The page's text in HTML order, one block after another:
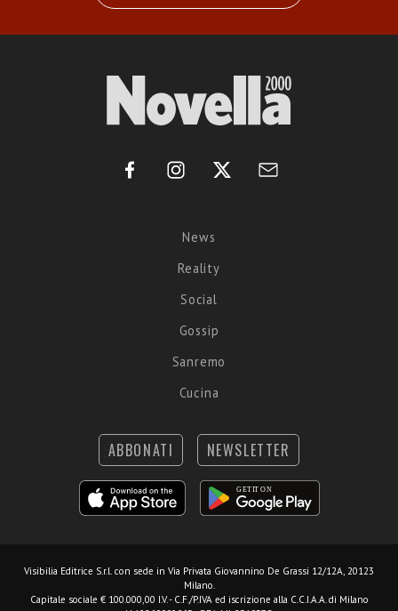
News
Reality
Social
Gossip
Sanremo
Cucina
ABBONATI NEWSLETTER
Visibilia Editrice S.r.l. con sede in Via Privata Giovannino De Grassi 12/12A, 20123
Milano.
Capitale sociale € 100.000,00 I.V. - C.F./P.IVA ed iscrizione alla C.C.I.A.A. di Milano